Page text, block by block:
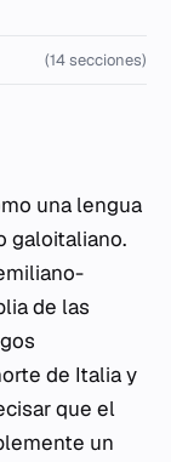
(14 secciones)
una lengua
galoitaliano.
de las
de Italia y
que el
un